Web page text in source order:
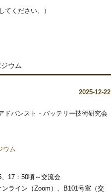
ください。）
ウム
2025-12-22
ドバンスト・バッテリー技術研究会
ウム
17：50頃～交流会
ライン（Zoom）、B101号室（交